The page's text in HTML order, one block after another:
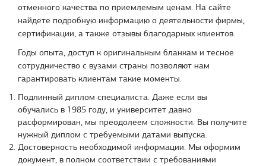
отменного качества по приемлемым ценам. На сайте
найдете подробную информацию о деятельности фирмы,
сертификации, а также отзывы благодарных клиентов.
Годы опыта, доступ к оригинальным бланкам и тесное
сотрудничество с вузами страны позволяют нам
гарантировать клиентам такие моменты.
Подлинный диплом специалиста. Даже если вы
обучались в 1985 году, и университет давно
расформирован, мы преодолеем сложности. Вы получите
нужный диплом с требуемыми датами выпуска.
Достоверность необходимой информации. Мы оформим
документ, в полном соответствии с требованиями